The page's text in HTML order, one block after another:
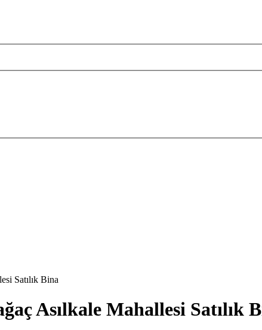
Satılık Bina
Asılkale Mahallesi Satılık